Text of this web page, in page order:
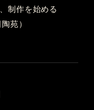
制作を始める
苑）